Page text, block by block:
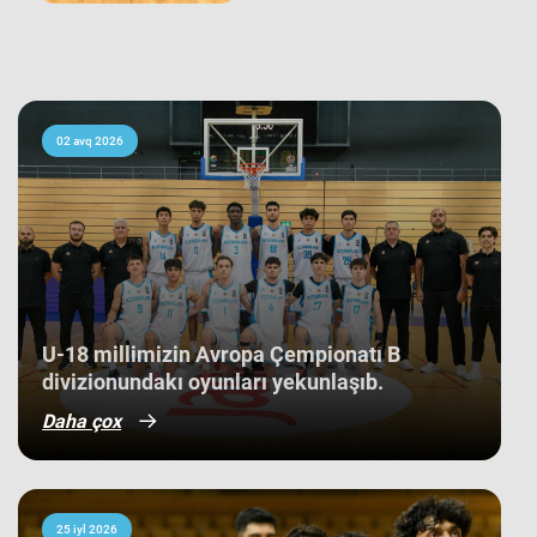
kollektivdən biri olan millimiz,
çempionatı 11-ci pillədə başa vurub.
Bu nəticə Azərbaycan basketbol
tarixində bir ilk kimi də statistikaya
düşüb. İlk baxışda yarışın tam
mərkəzində qərarlaşmaq adi bir
nəticə kimi görünsə də,
komandamızın yer aldığı qrupun
ağırlığı və rəqiblərin səviyyəsi bu
nəticənin adi bir nəticə olmadığını
göstərir. Bunu qrup mərhələsində
qarşılaşdığımız komandaların
çempionatın sonundakı yekun
mövqeləri də aydın sübut edir. Belə ki,
qrupdakı ən güclü rəqibimiz olan
İsveç millisi çempionatın bürünc
5-cisi olub. Şimali Makedoniya
yığması isə ilk onluqda qərarlaşaraq
çempionatı 9-cu sırada bitirib.
02 avq 2026
U-18 millimizin Avropa Çempionatı B
divizionundakı oyunları yekunlaşıb.
Daha çox
25 iyl 2026